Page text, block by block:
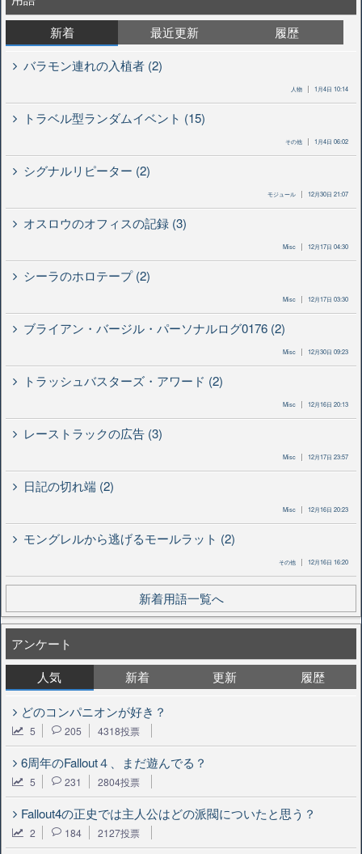
新着
最近更新
履歴
バラモン連れの入植者 (2)
人物 1月4日 10:14
トラベル型ランダムイベント (15)
その他 1月4日 06:02
シグナルリピーター (2)
モジュール 12月30日 21:07
オスロウのオフィスの記録 (3)
Misc 12月17日 04:30
シーラのホロテープ (2)
Misc 12月17日 03:30
ブライアン・バージル・パーソナルログ0176 (2)
Misc 12月30日 09:23
トラッシュバスターズ・アワード (2)
Misc 12月16日 20:13
レーストラックの広告 (3)
Misc 12月17日 23:57
日記の切れ端 (2)
Misc 12月16日 20:23
モングレルから逃げるモールラット (2)
その他 12月16日 16:20
新着用語一覧へ
アンケート
人気
新着 更新 履歴
どのコンパニオンが好き？
5 205 4318投票
6周年のFallout４、まだ遊んでる？
5 231 2804投票
Fallout4の正史では主人公はどの派閥についたと思う？
2 184 2127投票